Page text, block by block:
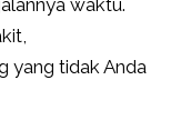
waktu.
yang tidak Anda